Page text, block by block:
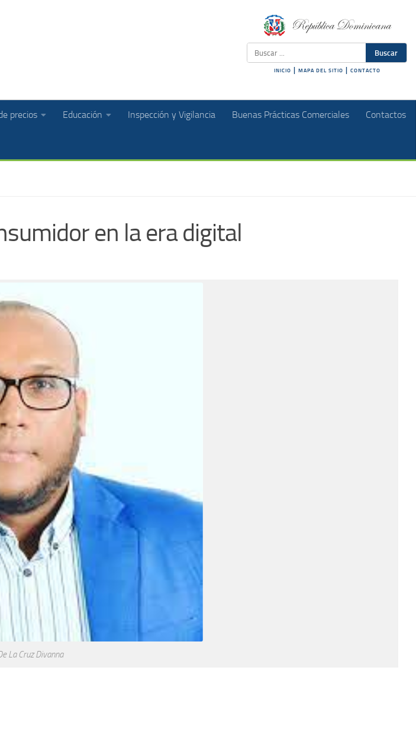
Buscar
INICIO MAPA DEL SITIO CONTACTO
precios Educación Inspección y Vigilancia Buenas Prácticas Comerciales Contactos
en la era digital
La Cruz Divanna